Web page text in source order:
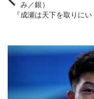
み／銀）
『成瀬は天下を取りに